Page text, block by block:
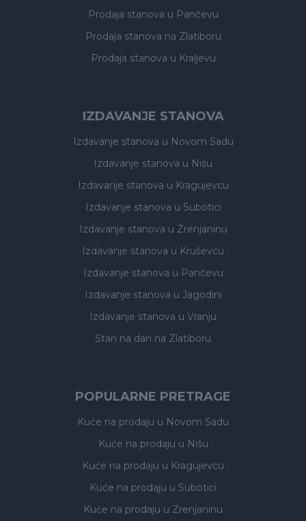
Prodaja stanova u Pančevu
Prodaja stanova na Zlatiboru
Prodaja stanova u Kraljevu
IZDAVANJE STANOVA
Izdavanje stanova u Novom Sadu
Izdavanje stanova u Nišu
Izdavanje stanova u Kragujevcu
Izdavanje stanova u Subotici
Izdavanje stanova u Zrenjaninu
Izdavanje stanova u Kruševcu
Izdavanje stanova u Pančevu
Izdavanje stanova u Jagodini
Izdavanje stanova u Vranju
Stan na dan na Zlatiboru
POPULARNE PRETRAGE
Kuće na prodaju u Novom Sadu
Kuće na prodaju u Nišu
Kuće na prodaju u Kragujevcu
Kuće na prodaju u Subotici
Kuće na prodaju u Zrenjaninu